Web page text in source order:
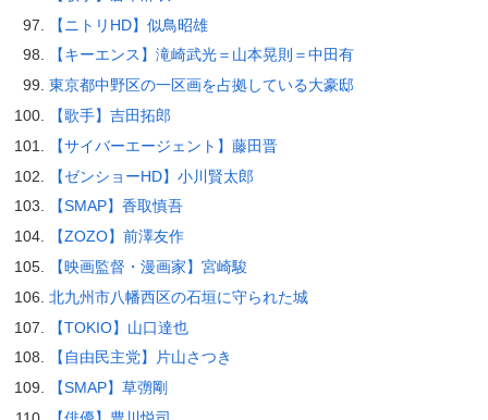
【ニトリHD】似鳥昭雄
【キーエンス】滝崎武光＝山本晃則＝中田有
東京都中野区の一区画を占拠している大豪邸
【歌手】吉田拓郎
【サイバーエージェント】藤田晋
【ゼンショーHD】小川賢太郎
【SMAP】香取慎吾
【ZOZO】前澤友作
【映画監督・漫画家】宮崎駿
北九州市八幡西区の石垣に守られた城
【TOKIO】山口達也
【自由民主党】片山さつき
【SMAP】草彅剛